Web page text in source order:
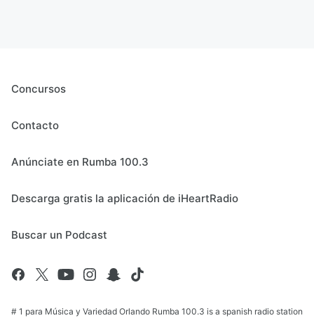
Concursos
Contacto
Anúnciate en Rumba 100.3
Descarga gratis la aplicación de iHeartRadio
Buscar un Podcast
# 1 para Música y Variedad Orlando Rumba 100.3 is a spanish radio station